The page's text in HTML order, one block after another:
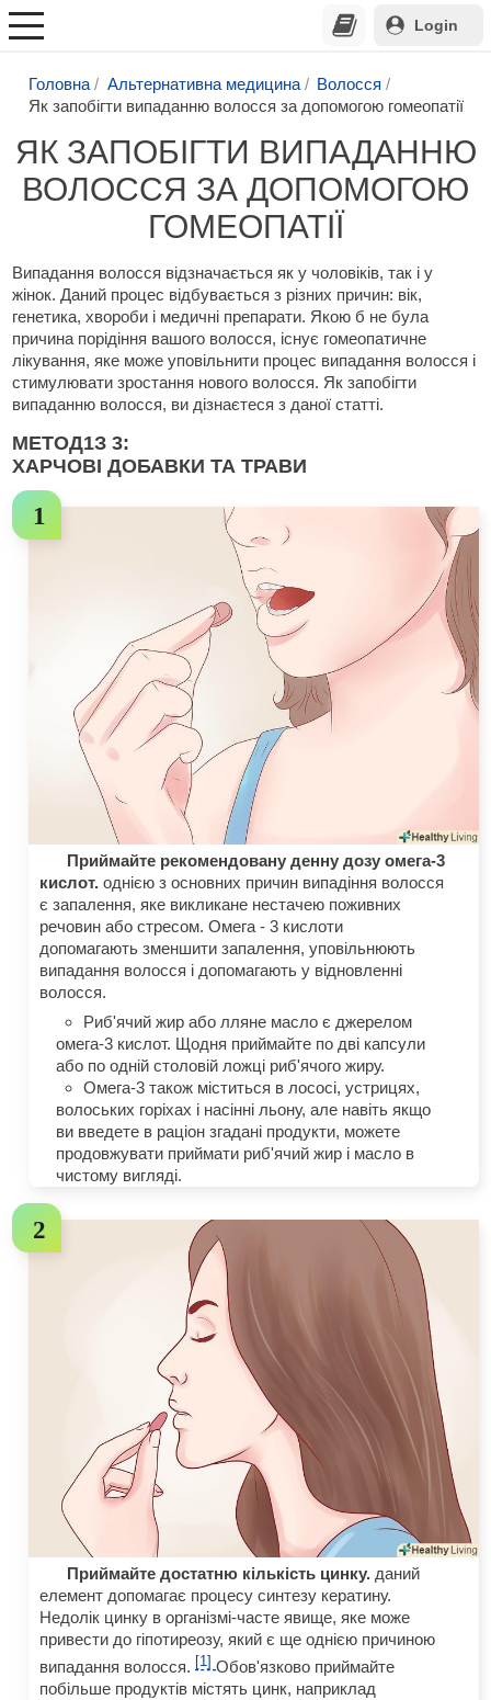
Login
Головна Альтернативна медицина
Волосся
Як запобігти випаданню волосся за допомогою гомеопатії
ЯК ЗАПОБІГТИ ВИПАДАННЮ
ВОЛОССЯ ЗА ДОПОМОГОЮ
ГОМЕОПАТІЇ
Випадання волосся відзначається як у чоловіків, так і у
жінок. Даний процес відбувається з різних причин: вік,
генетика, хвороби і медичні препарати. Якою б не була
причина порідіння вашого волосся, існує гомеопатичне
лікування, яке може уповільнити процес випадання волосся і
стимулювати зростання нового волосся. Як запобігти
випаданню волосся, ви дізнаєтеся з даної статті.
МЕТОД1З 3:
ХАРЧОВІ ДОБАВКИ ТА ТРАВИ
Приймайте рекомендовану денну дозу омега-3
кислот. однією з основних причин випадіння волосся
є запалення, яке викликане нестачею поживних
речовин або стресом. Омега - 3 кислоти
допомагають зменшити запалення, уповільнюють
випадання волосся і допомагають у відновленні
волосся.
Риб'ячий жир або лляне масло є джерелом
омега-3 кислот. Щодня приймайте по дві капсули
або по одній столовій ложці риб'ячого жиру.
Омега-3 також міститься в лососі, устрицях,
волоських горіхах і насінні льону, але навіть якщо
ви введете в раціон згадані продукти, можете
продовжувати приймати риб'ячий жир і масло в
чистому вигляді.
Приймайте достатню кількість цинку. даний
елемент допомагає процесу синтезу кератину.
Недолік цинку в організмі-часте явище, яке може
привести до гіпотиреозу, який є ще однією причиною
випадання волосся. [1]Обов'язково приймайте
побільше продуктів містять цинк, наприклад